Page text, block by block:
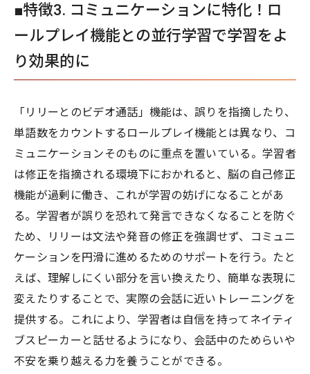
■特徴3. コミュニケーションに特化！ロ
ールプレイ機能との並行学習で学習をよ
り効果的に
「リリーとのビデオ通話」機能は、誤りを指摘したり、
単語数をカウントするロールプレイ機能とは異なり、コ
ミュニケーションそのものに重点を置いている。学習者
は修正を指摘される環境下におかれると、脳の自己修正
機能が過剰に働き、これが学習の妨げになることがあ
る。学習者が誤りを恐れて発言できなくなることを防ぐ
ため、リリーは文法や発音の修正を強調せず、コミュニ
ケーションを円滑に進めるためのサポートを行う。たと
えば、理解しにくい部分を言い換えたり、簡単な表現に
変えたりすることで、実際の会話に近いトレーニングを
提供する。これにより、学習者は自信を持ってネイティ
ブスピーカーと話せるようになり、会話中のためらいや
不安を乗り越える力を養うことができる。